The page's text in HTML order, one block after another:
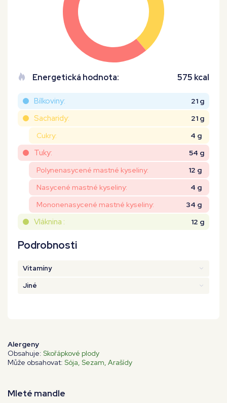
Energetická hodnota: 575 kcal
Bílkoviny: 21 g
Sacharidy:
21 g
Cukry:
4 g
Tuky:
54 g
Polynenasycené mastné kyseliny:
12 g
Nasycené mastné kyseliny:
4 g
Mononenasycené mastné kyseliny:
34 g
Vláknina : 12 g
Podrobnosti
Vitamíny
Jiné
Alergeny
Obsahuje: Skořápkové plody
Může obsahovat: Sója Sezam Arašídy
Mleté mandle